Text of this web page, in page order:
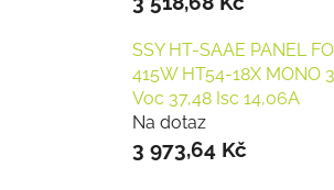
SSY HT-SAAE PANEL
415W HT54-18X MONO
Voc 37,48 Isc 14,06A
Na dotaz
3 973,64 Kč